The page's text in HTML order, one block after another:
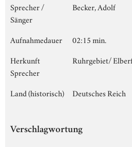
Sprecher /
Sänger
Becker, Adolf
Aufnahmedauer
02:15 min.
Herkunft
Sprecher
Ruhrgebiet/
Land (historisch) Deutsches Reich
Verschlagwortung